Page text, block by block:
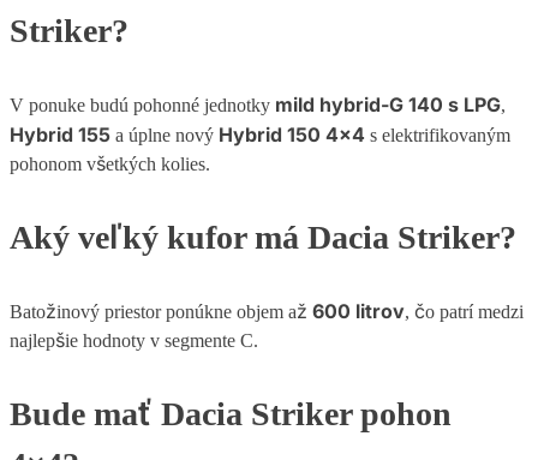
Striker?
V ponuke budú pohonné jednotky mild hybrid-G 140 s LPG,
Hybrid 155 a úplne nový Hybrid 150 4×4 s elektrifikovaným
pohonom všetkých kolies.
Aký veľký kufor má Dacia Striker?
Batožinový priestor ponúkne objem až 600 litrov, čo patrí medzi
najlepšie hodnoty v segmente C.
Bude mať Dacia Striker pohon